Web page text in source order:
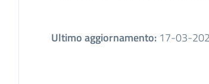
Ultimo aggiornamento: 17-03-